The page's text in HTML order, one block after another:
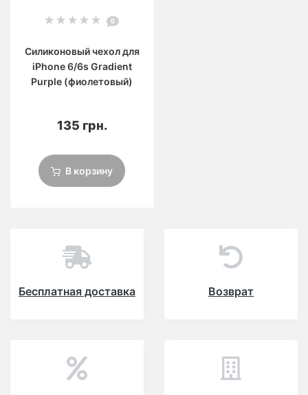
0
Силиконовый чехол для
iPhone 6/6s Gradient
Purple (фиолетовый)
135 грн.
В корзину
Бесплатная доставка Возврат